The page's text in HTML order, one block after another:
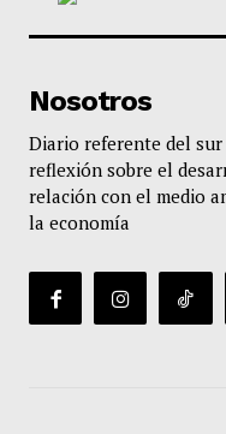
Nosotros
Diario referente del sur
reflexión sobre el
relación con el medio
la economía